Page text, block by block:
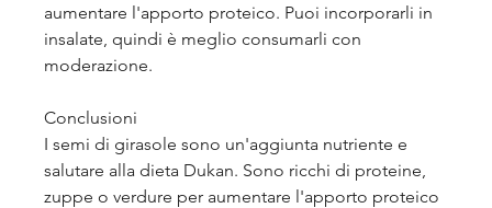
aumentare l'apporto proteico. Puoi incorporarli in
insalate, quindi è meglio consumarli con
moderazione.
Conclusioni
I semi di girasole sono un'aggiunta nutriente e
salutare alla dieta Dukan. Sono ricchi di proteine,
zuppe o verdure per aumentare l'apporto proteico